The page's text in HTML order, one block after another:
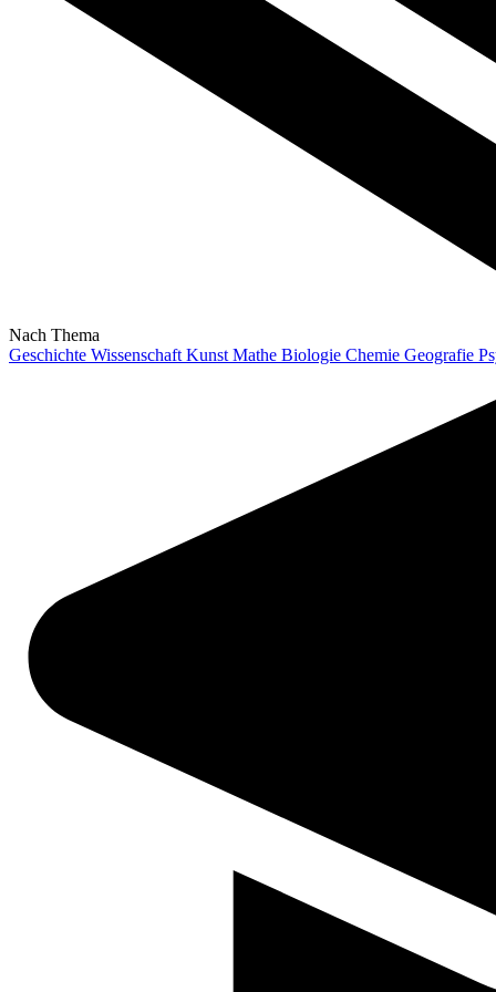
Nach Thema
Geschichte Wissenschaft Kunst Mathe Biologie Chemie Geografie